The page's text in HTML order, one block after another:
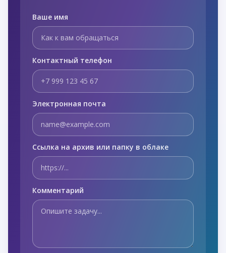
Ваше имя
Контактный телефон
Электронная почта
Ссылка на архив или папку в облаке
Комментарий